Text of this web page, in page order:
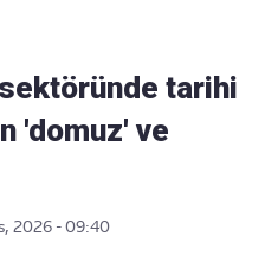
sektöründe tarihi
'domuz' ve
2026 - 09:40